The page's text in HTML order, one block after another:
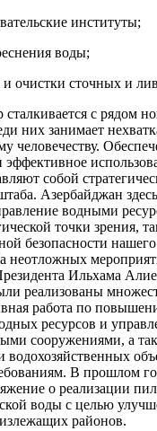
институты;
воды;
и очистки сточных и
с рядом
них занимает
человечеству.
эффективное
собой
Азербайджан
водными
точки зрения,
безопасности
неотложных
Ильхама
реализованы
работа по
ресурсов и
сооружениями, а
водохозяйственных
В прошлом
о реализации
воды с целью
районов.